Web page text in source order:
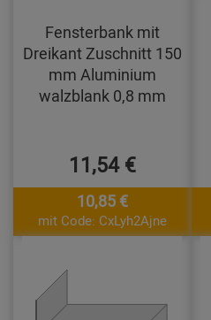
Fensterbank mit
Dreikant Zuschnitt 150
mm Aluminium
walzblank 0,8 mm
11,54 €
10,85 €
mit Code: CxLyh2Ajne